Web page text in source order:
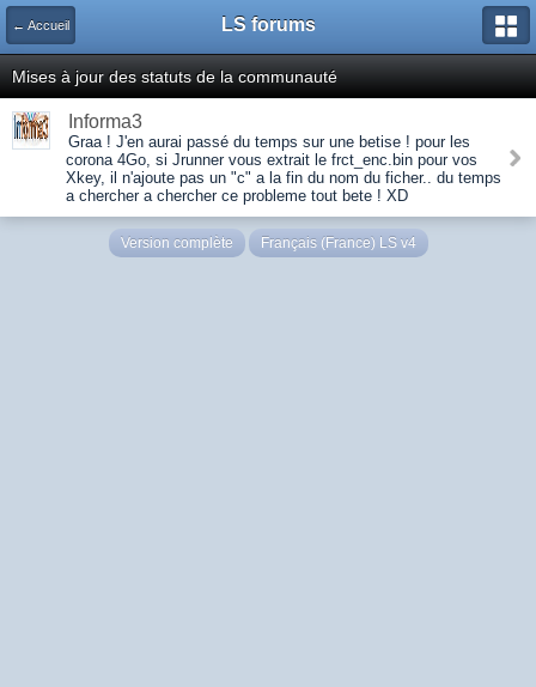
← Accueil LS forums
Mises à jour des statuts de la communauté
Informa3
Graa ! J'en aurai passé du temps sur une betise ! pour les
corona 4Go, si Jrunner vous extrait le frct_enc.bin pour vos
Xkey, il n'ajoute pas un "c" a la fin du nom du ficher.. du temps
a chercher a chercher ce probleme tout bete ! XD
Version complète Français (France) LS v4